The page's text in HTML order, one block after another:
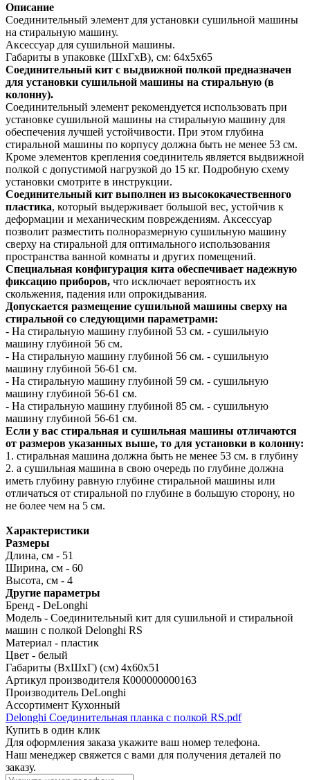
Описание
Соединительный элемент для установки сушильной машины
на стиральную машину.
Аксессуар для сушильной машины.
Габариты в упаковке (ШхГхВ), см: 64х5х65
Соединительный кит c выдвижной полкой предназначен
для установки сушильной машины на стиральную (в
колонну).
Соединительный элемент рекомендуется использовать при
установке сушильной машины на стиральную машину для
обеспечения лучшей устойчивости. При этом глубина
стиральной машины по корпусу должна быть не менее 53 см.
Кроме элементов крепления соединитель является выдвижной
полкой с допустимой нагрузкой до 15 кг. Подробную схему
установки смотрите в инструкции.
Соединительный кит выполнен из высококачественного
пластика, который выдерживает большой вес, устойчив к
деформации и механическим повреждениям. Аксессуар
позволит разместить полноразмерную сушильную машину
сверху на стиральной для оптимального использования
пространства ванной комнаты и других помещений.
Специальная конфигурация кита обеспечивает надежную
фиксацию приборов, что исключает вероятность их
скольжения, падения или опрокидывания.
Допускается размещение сушильной машины сверху на
стиральной со следующими параметрами:
- На стиральную машину глубиной 53 см. - сушильную
машину глубиной 56 см.
- На стиральную машину глубиной 56 см. - сушильную
машину глубиной 56-61 см.
- На стиральную машину глубиной 59 см. - сушильную
машину глубиной 56-61 см.
- На стиральную машину глубиной 85 см. - сушильную
машину глубиной 56-61 см.
Если у вас стиральная и сушильная машины отличаются
от размеров указанных выше, то для установки в колонну:
1. стиральная машина должна быть не менее 53 см. в глубину
2. а сушильная машина в свою очередь по глубине должна
иметь глубину равную глубине стиральной машины или
отличаться от стиральной по глубине в большую сторону, но
не более чем на 5 см.
Характеристики
Размеры
Длина, см - 51
Ширина, см - 60
Высота, см - 4
Другие параметры
Бренд - DeLonghi
Модель - Соединительный кит для сушильной и стиральной
машин с полкой Delonghi RS
Материал - пластик
Цвет - белый
Габариты (ВхШхГ) (см) 4х60х51
Артикул производителя К000000000163
Производитель DeLonghi
Ассортимент Кухонный
Delonghi Cоединительная планка с полкой RS.pdf
Купить в один клик
Для оформления заказа укажите ваш номер телефона.
Наш менеджер свяжется с вами для получения деталей по
заказу.